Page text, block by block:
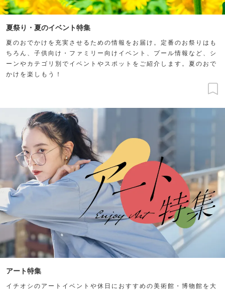
夏祭り・夏のイベント特集
夏のおでかけを充実させるための情報をお届け。定番のお祭りはも
ちろん、子供向け・ファミリー向けイベント、プール情報など、シ
ーンやカテゴリ別でイベントやスポットをご紹介します。夏のおで
かけを楽しもう！
アート特集
イチオシのアートイベントや休日におすすめの美術館・博物館を大